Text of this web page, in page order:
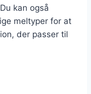
kan også
meltyper for at
der passer til